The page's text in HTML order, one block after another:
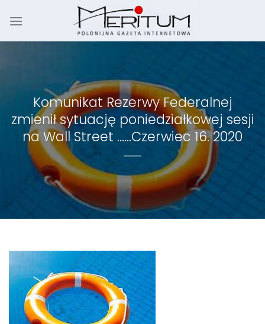
Komunikat Rezerwy Federalnej
zmienił sytuację poniedziałkowej sesji
na Wall Street ……Czerwiec 16. 2020